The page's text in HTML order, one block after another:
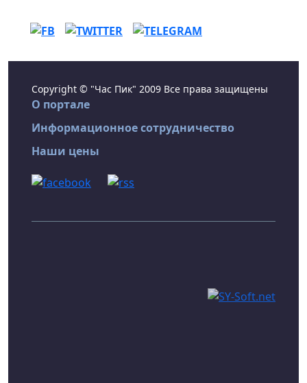
Copyright © "Час Пик" 2009 Все права защищены
О портале
Информационное сотрудничество
Наши цены